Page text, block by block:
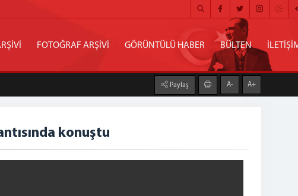
FOTOĞRAF ARŞİVİ GÖRÜNTÜLÜ HABER BÜLTEN
Paylaş A- A+
konuştu